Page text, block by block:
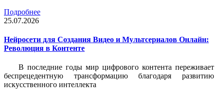
Подробнее
25.07.2026
Нейросети для Создания Видео и Мультсериалов Онлайн:
Революция в Контенте
В последние годы мир цифрового контента переживает
беспрецедентную трансформацию благодаря развитию
искусственного интеллекта